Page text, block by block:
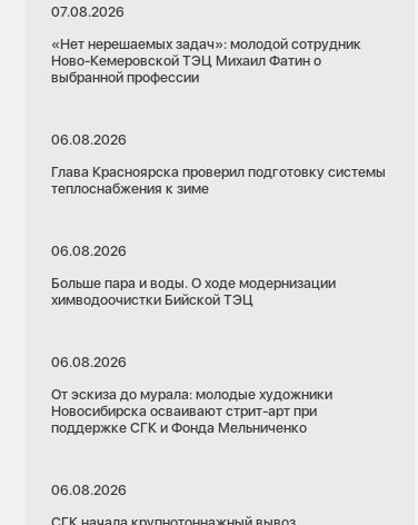
07.08.2026
«Нет нерешаемых задач»: молодой сотрудник
Ново-Кемеровской ТЭЦ Михаил Фатин о
выбранной профессии
06.08.2026
Глава Красноярска проверил подготовку системы
теплоснабжения к зиме
06.08.2026
Больше пара и воды. О ходе модернизации
химводоочистки Бийской ТЭЦ
06.08.2026
От эскиза до мурала: молодые художники
Новосибирска осваивают стрит-арт при
поддержке СГК и Фонда Мельниченко
06.08.2026